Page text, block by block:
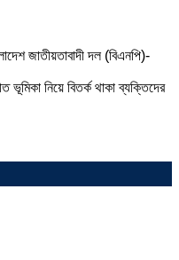
জাতীয়তাবাদী দল (বিএনপি)-
নিয়ে বিতর্ক থাকা ব্যক্তিদের